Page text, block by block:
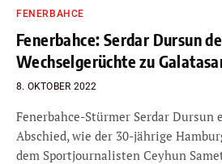
FENERBAHCE
Fenerbahce: Serdar Dursun
Wechselgerüchte zu
8. OKTOBER 2022
Fenerbahce-Stürmer Serdar Dursun
Abschied, wie der 30-jährige
dem Sportjournalisten Ceyhun